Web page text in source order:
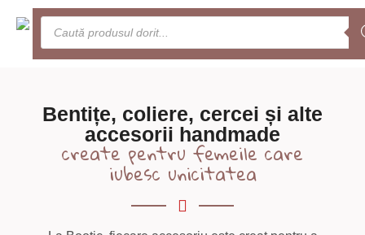
Meniu
0
Bentițe, coliere, cercei și alte
accesorii handmade
create pentru femeile care
iubesc unicitatea